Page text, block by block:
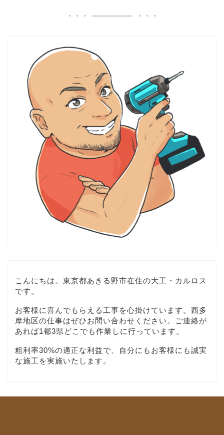
こんにちは。東京都あきる野市在住の大工・カルロス
です。
お客様に喜んでもらえる工事を心掛けています。西多
摩地区の仕事はぜひお問い合わせください。ご連絡が
あれば1都3県どこでも作業しに行っています。
粗利率30%の適正な利益で、自分にもお客様にも誠実
な施工を実施いたします。